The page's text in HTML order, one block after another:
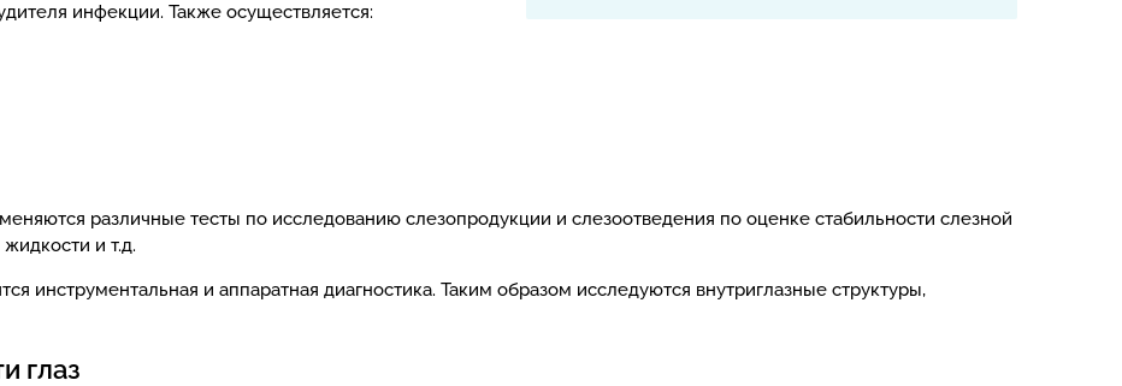
инфекции. Также осуществляется:
различные тесты по исследованию слезопродукции и слезоотведения по оценке стабильности слезной
и т.д.
инструментальная и аппаратная диагностика. Таким образом исследуются внутриглазные структуры,
глаз